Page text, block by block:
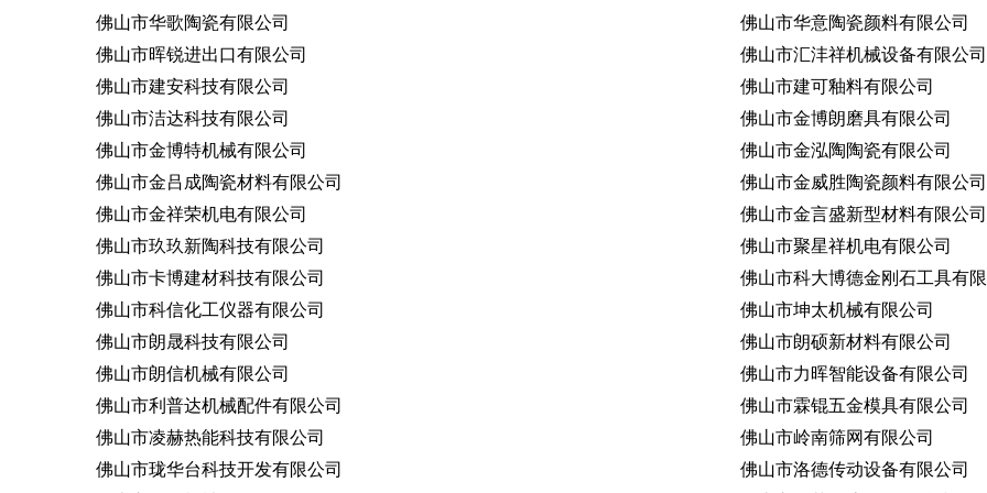
佛山市华歌陶瓷有限公司
佛山市晖锐进出口有限公司
佛山市建安科技有限公司
佛山市洁达科技有限公司
佛山市金博特机械有限公司
佛山市金吕成陶瓷材料有限公司
佛山市金祥荣机电有限公司
佛山市玖玖新陶科技有限公司
佛山市卡博建材科技有限公司
佛山市科信化工仪器有限公司
佛山市朗晟科技有限公司
佛山市朗信机械有限公司
佛山市利普达机械配件有限公司
佛山市凌赫热能科技有限公司
佛山市珑华台科技开发有限公司
佛山市华意陶瓷颜料有限公司
佛山市汇沣祥机械设备有限公司
佛山市建可釉料有限公司
佛山市金博朗磨具有限公司
佛山市金泓陶陶瓷有限公司
佛山市金威胜陶瓷颜料有限公司
佛山市金言盛新型材料有限公司
佛山市聚星祥机电有限公司
佛山市科大博德金刚石工具有
佛山市坤太机械有限公司
佛山市朗硕新材料有限公司
佛山市力晖智能设备有限公司
佛山市霖锟五金模具有限公司
佛山市岭南筛网有限公司
佛山市洛德传动设备有限公司